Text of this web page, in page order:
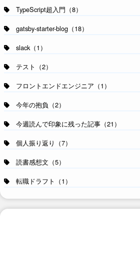
TypeScript超入門（8）
gatsby-starter-blog（18）
slack（1）
テスト（2）
フロントエンドエンジニア（1）
今年の抱負（2）
今週読んで印象に残った記事（21）
個人振り返り（7）
読書感想文（5）
転職ドラフト（1）